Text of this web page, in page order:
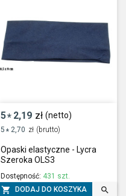
5* 2,19 zł (netto)
5 * 2,70 zł (brutto)
Opaski elastyczne - Lycra
Szeroka OLS3
Dostępność: 431 szt.
 DODAJ DO KOSZYKA 